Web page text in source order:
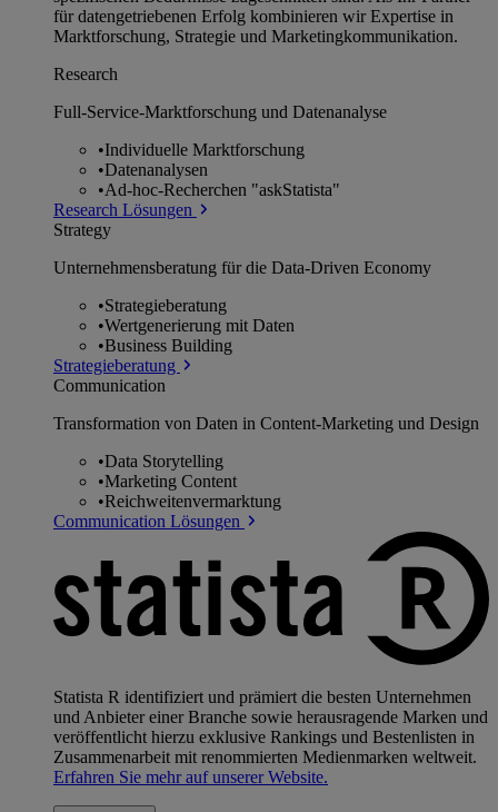
für datengetriebenen Erfolg kombinieren wir Expertise in
Marktforschung, Strategie und Marketingkommunikation.
Research
Full-Service-Marktforschung und Datenanalyse
•Individuelle Marktforschung
•Datenanalysen
•Ad-hoc-Recherchen "askStatista"
Research Lösungen
Strategy
Unternehmens­beratung für die Data-Driven Economy
•Strategieberatung
•Wertgenerierung mit Daten
•Business Building
Strategieberatung
Communication
Transformation von Daten in Content-Marketing und Design
•Data Storytelling
•Marketing Content
•Reichweitenvermarktung
Communication Lösungen
Statista R identifiziert und prämiert die besten Unternehmen
und Anbieter einer Branche sowie herausragende Marken und
veröffentlicht hierzu exklusive Rankings und Bestenlisten in
Zusammenarbeit mit renommierten Medienmarken weltweit.
Erfahren Sie mehr auf unserer Website.